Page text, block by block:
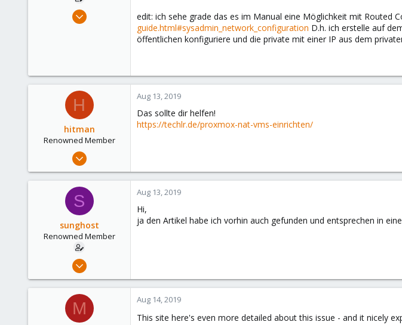
May 27, 2011
edit: ich sehe grade das es im Manual eine Möglichkeit mit Routed
guide.html#sysadmin_network_configuration D.h. ich erstelle auf
öffentlichen konfiguriere und die private mit einer IP aus dem
H
hitman
Renowned Member
32
Aug 13, 2019
Das sollte dir helfen!
https://techlr.de/proxmox-nat-vms-einrichten/
S
sunghost
Renowned Member
May 27, 2011
1
Aug 13, 2019
Hi,
ja den Artikel habe ich vorhin auch gefunden und entsprechen in
M Aug 14, 2019
This site here's even more detailed about this issue - and it nicely